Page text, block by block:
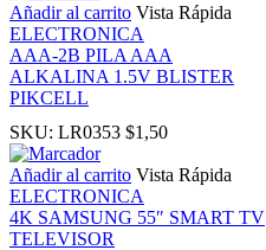
panel
Panel
Añadir al carrito Vista Rápida
ELECTRONICA
AAA-2B PILA AAA
ALKALINA 1.5V BLISTER
PIKCELL
SKU: LR0353 $1,50
Añadir al carrito Vista Rápida
ELECTRONICA
4K SAMSUNG 55″ SMART TV
TELEVISOR